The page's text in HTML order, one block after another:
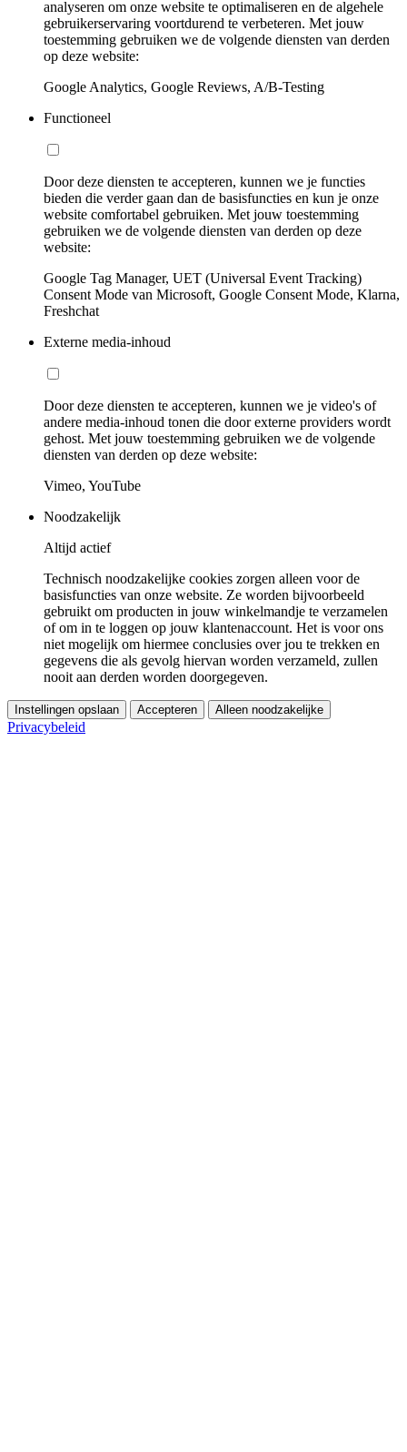
analyseren om onze website te optimaliseren en de algehele
gebruikerservaring voortdurend te verbeteren. Met jouw
toestemming gebruiken we de volgende diensten van derden
op deze website:
Google Analytics, Google Reviews, A/B-Testing
Functioneel
Door deze diensten te accepteren, kunnen we je functies
bieden die verder gaan dan de basisfuncties en kun je onze
website comfortabel gebruiken. Met jouw toestemming
gebruiken we de volgende diensten van derden op deze
website:
Google Tag Manager, UET (Universal Event Tracking)
Consent Mode van Microsoft, Google Consent Mode, Klarna,
Freshchat
Externe media-inhoud
Door deze diensten te accepteren, kunnen we je video's of
andere media-inhoud tonen die door externe providers wordt
gehost. Met jouw toestemming gebruiken we de volgende
diensten van derden op deze website:
Vimeo, YouTube
Noodzakelijk
Altijd actief
Technisch noodzakelijke cookies zorgen alleen voor de
basisfuncties van onze website. Ze worden bijvoorbeeld
gebruikt om producten in jouw winkelmandje te verzamelen
of om in te loggen op jouw klantenaccount. Het is voor ons
niet mogelijk om hiermee conclusies over jou te trekken en
gegevens die als gevolg hiervan worden verzameld, zullen
nooit aan derden worden doorgegeven.
Instellingen opslaan Accepteren Alleen noodzakelijke
Privacybeleid